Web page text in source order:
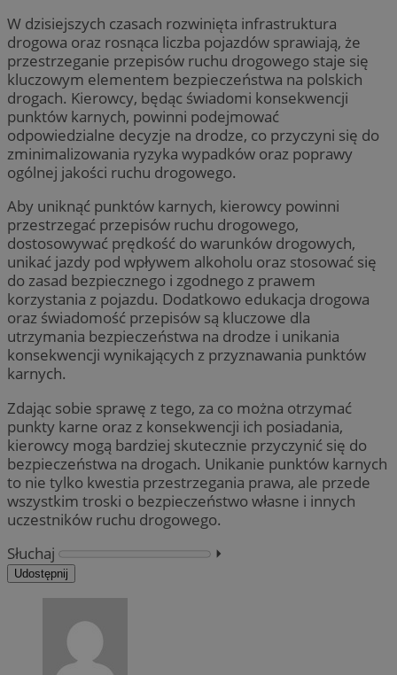
W dzisiejszych czasach rozwinięta infrastruktura
drogowa oraz rosnąca liczba pojazdów sprawiają, że
przestrzeganie przepisów ruchu drogowego staje się
kluczowym elementem bezpieczeństwa na polskich
drogach. Kierowcy, będąc świadomi konsekwencji
punktów karnych, powinni podejmować
odpowiedzialne decyzje na drodze, co przyczyni się do
zminimalizowania ryzyka wypadków oraz poprawy
ogólnej jakości ruchu drogowego.
Aby uniknąć punktów karnych, kierowcy powinni
przestrzegać przepisów ruchu drogowego,
dostosowywać prędkość do warunków drogowych,
unikać jazdy pod wpływem alkoholu oraz stosować się
do zasad bezpiecznego i zgodnego z prawem
korzystania z pojazdu. Dodatkowo edukacja drogowa
oraz świadomość przepisów są kluczowe dla
utrzymania bezpieczeństwa na drodze i unikania
konsekwencji wynikających z przyznawania punktów
karnych.
Zdając sobie sprawę z tego, za co można otrzymać
punkty karne oraz z konsekwencji ich posiadania,
kierowcy mogą bardziej skutecznie przyczynić się do
bezpieczeństwa na drogach. Unikanie punktów karnych
to nie tylko kwestia przestrzegania prawa, ale przede
wszystkim troski o bezpieczeństwo własne i innych
uczestników ruchu drogowego.
Słuchaj
⏵︎
Udostępnij